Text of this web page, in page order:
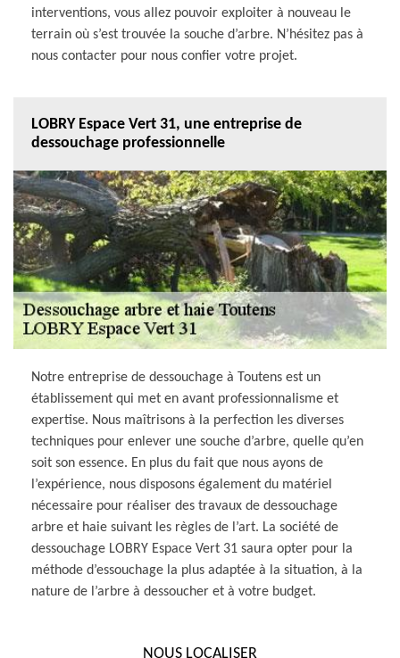
interventions, vous allez pouvoir exploiter à nouveau le
terrain où s’est trouvée la souche d’arbre. N’hésitez pas à
nous contacter pour nous confier votre projet.
LOBRY Espace Vert 31, une entreprise de
dessouchage professionnelle
Notre entreprise de dessouchage à Toutens est un
établissement qui met en avant professionnalisme et
expertise. Nous maîtrisons à la perfection les diverses
techniques pour enlever une souche d’arbre, quelle qu’en
soit son essence. En plus du fait que nous ayons de
l’expérience, nous disposons également du matériel
nécessaire pour réaliser des travaux de dessouchage
arbre et haie suivant les règles de l’art. La société de
dessouchage LOBRY Espace Vert 31 saura opter pour la
méthode d’essouchage la plus adaptée à la situation, à la
nature de l’arbre à dessoucher et à votre budget.
NOUS LOCALISER